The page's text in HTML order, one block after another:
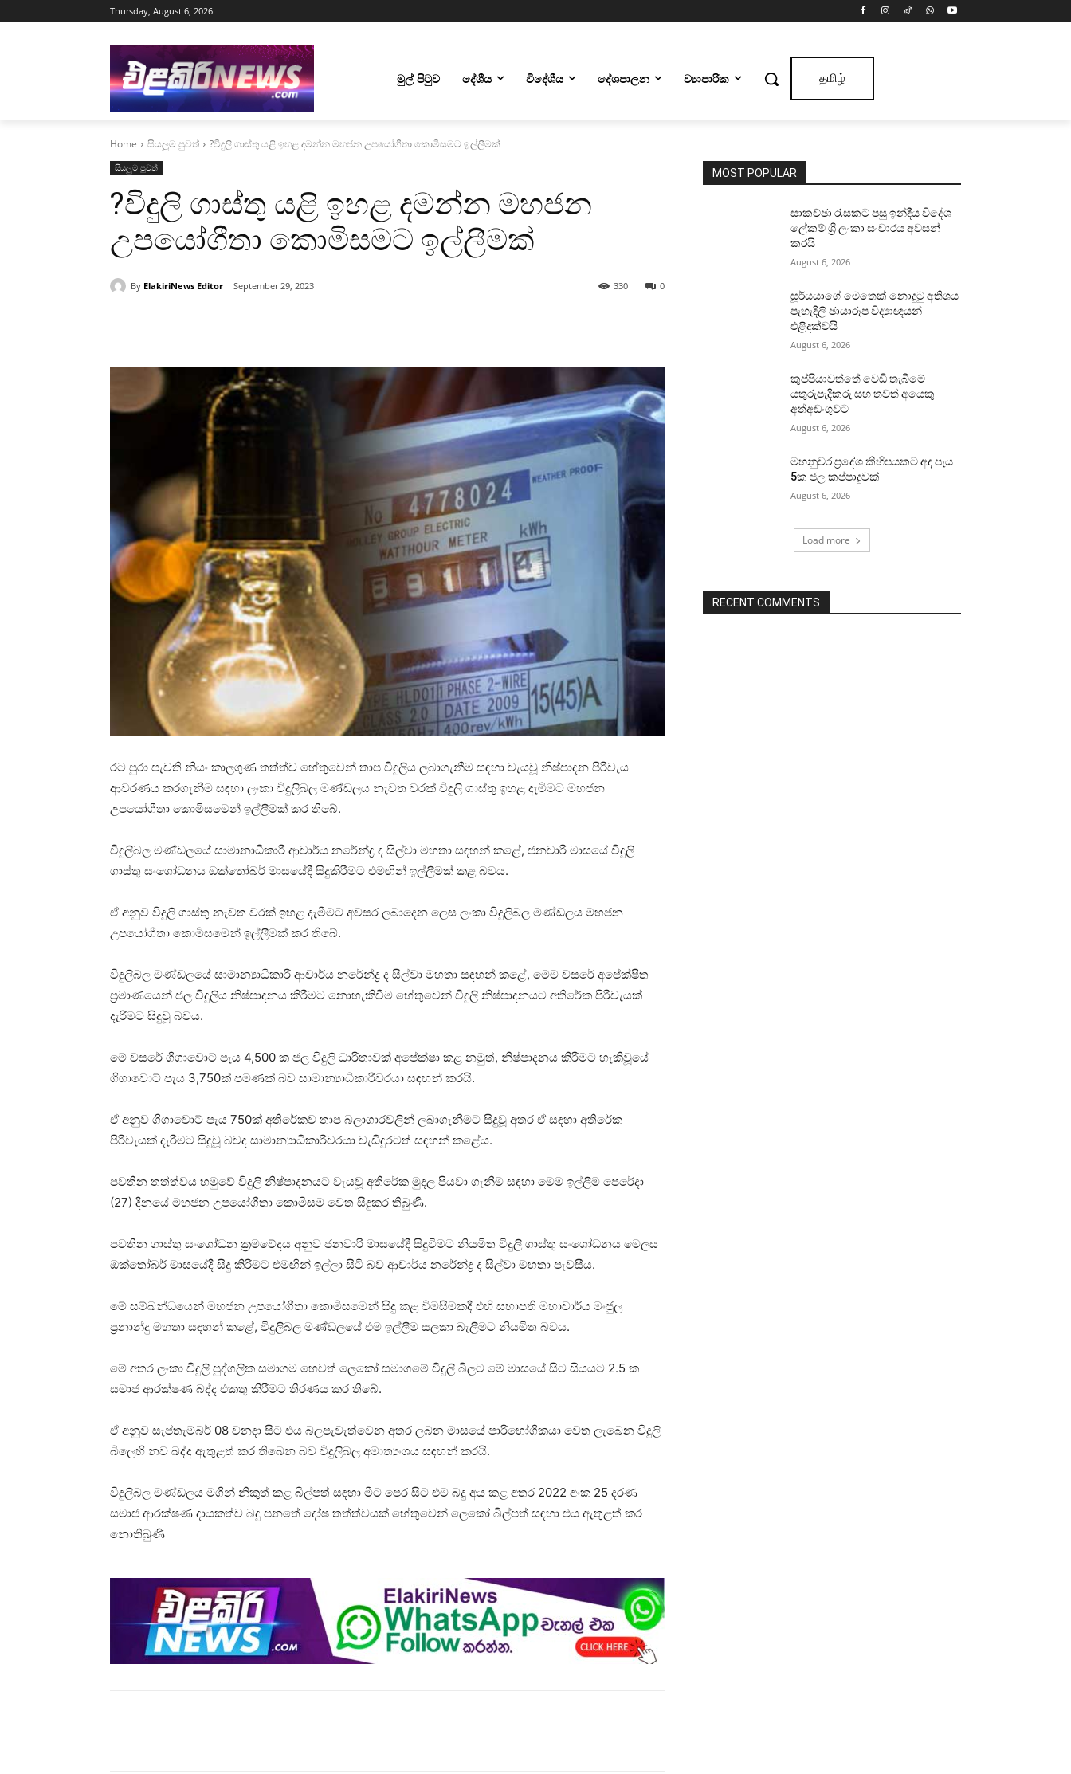
Thursday, August 6, 2026
මුල් පිටුව දේශීය විදේශීය දේශපාලන ව්‍යාපාරික தமிழ்
Home සියලුම පුවත් ?විදුලි ගාස්තු යළි ඉහළ දමන්න මහජන උපයෝගීතා කොමිසමට ඉල්ලීමක්
සියලුම පුවත්
?විදුලි ගාස්තු යළි ඉහළ දමන්න මහජන
උපයෝගීතා කොමිසමට ඉල්ලීමක්
By ElakiriNews Editor September 29, 2023 0
330
රට පුරා පැවති නියං කාලගුණ තත්ත්ව හේතුවෙන් තාප විදුලිය ලබාගැනීම සඳහා වැයවූ නිෂ්පාදන පිරිවැය
ආවරණය කරගැනීම සඳහා ලංකා විදුලිබල මණ්ඩලය නැවත වරක් විදුලි ගාස්තු ඉහළ දැමීමට මහජන
උපයෝගීතා කොමිසමෙන් ඉල්ලීමක් කර තිබේ.
විදුලිබල මණ්ඩලයේ සාමානාධීකාරී ආචාර්ය නරේන්ද්‍ර ද සිල්වා මහතා සඳහන් කළේ, ජනවාරි මාසයේ විදුලි
ගාස්තු සංශෝධනය ඔක්තෝබර් මාසයේදී සිදුකිරීමට එමඟින් ඉල්ලීමක් කළ බවය.
ඒ අනුව විදුලි ගාස්තු නැවත වරක් ඉහළ දැමීමට අවසර ලබාදෙන ලෙස ලංකා විදුලිබල මණ්ඩලය මහජන
උපයෝගීතා කොමිසමෙන් ඉල්ලීමක් කර තිබේ.
විදුලිබල මණ්ඩලයේ සාමාන්‍යාධිකාරී ආචාර්ය නරේන්ද්‍ර ද සිල්වා මහතා සඳහන් කළේ, මෙම වසරේ අපේක්ෂිත
ප්‍රමාණයෙන් ජල විදුලිය නිෂ්පාදනය කිරීමට නොහැකිවීම හේතුවෙන් විදුලි නිෂ්පාදනයට අතිරේක පිරිවැයක්
දැරීමට සිදුවූ බවය.
මේ වසරේ ගිගාවොට් පැය 4,500 ක ජල විදුලි ධාරිතාවක් අපේක්ෂා කළ නමුත්, නිෂ්පාදනය කිරීමට හැකිවූයේ
ගිගාවොට් පැය 3,750ක් පමණක් බව සාමාන්‍යාධිකාරීවරයා සඳහන් කරයි.
ඒ අනුව ගිගාවොට් පැය 750ක් අතිරේකව තාප බලාගාරවලින් ලබාගැනීමට සිදුවූ අතර ඒ සඳහා අතිරේක
පිරිවැයක් දැරීමට සිදුවූ බවද සාමාන්‍යාධිකාරීවරයා වැඩිදුරටත් සඳහන් කළේය.
පවතින තත්ත්වය හමුවේ විදුලි නිෂ්පාදනයට වැයවූ අතිරේක මුදල පියවා ගැනීම සඳහා මෙම ඉල්ලීම පෙරේදා
(27) දිනයේ මහජන උපයෝගීතා කොමිසම වෙත සිදුකර තිබුණි.
පවතින ගාස්තු සංශෝධන ක්‍රමවේදය අනුව ජනවාරි මාසයේදී සිදුවීමට නියමිත විදුලි ගාස්තු සංශෝධනය මෙලස
ඔක්තෝබර් මාසයේදී සිදු කිරීමට එමඟින් ඉල්ලා සිටි බව ආචාර්ය නරේන්ද්‍ර ද සිල්වා මහතා පැවසීය.
මේ සම්බන්ධයෙන් මහජන උපයෝගීතා කොමිසමෙන් සිදු කළ විමසීමකදී එහි සභාපති මහාචාර්ය මංජුල
ප්‍රනාන්දු මහතා සඳහන් කළේ, විදුලිබල මණ්ඩලයේ එම ඉල්ලීම සලකා බැලීමට නියමිත බවය.
මේ අතර ලංකා විදුලි පුද්ගලික සමාගම හෙවත් ලෙකෝ සමාගමේ විදුලි බිලට මේ මාසයේ සිට සියයට 2.5 ක
සමාජ ආරක්ෂණ බද්ද එකතු කිරීමට තීරණය කර තිබේ.
ඒ අනුව සැප්තැම්බර් 08 වනදා සිට එය බලපැවැත්වෙන අතර ලබන මාසයේ පාරිභෝගිකයා වෙත ලැබෙන විදුලි
බිලෙහි නව බද්ද ඇතුළත් කර තිබෙන බව විදුලිබල අමාත්‍යංශය සඳහන් කරයි.
විදුලිබල මණ්ඩලය මගින් නිකුත් කළ බිල්පත් සඳහා මීට පෙර සිට එම බදු අය කළ අතර 2022 අංක 25 දරණ
සමාජ ආරක්ෂණ දායකත්ව බදු පනතේ දෝෂ තත්ත්වයක් හේතුවෙන් ලෙකෝ බිල්පත් සඳහා එය ඇතුළත් කර
නොතිබුණි
MOST POPULAR
සාකච්ඡා රැසකට පසු ඉන්දීය විදේශ
ලේකම් ශ්‍රී ලංකා සංචාරය අවසන්
කරයි
August 6, 2026
සූර්යයාගේ මෙතෙක් නොදුටු අතිශය
පැහැදිලි ඡායාරූප විද්‍යාඥයන්
එළිදක්වයි
August 6, 2026
කුප්පියාවත්තේ වෙඩි තැබීමේ
යතුරුපැදිකරු සහ තවත් අයෙකු
අත්අඩංගුවට
August 6, 2026
මහනුවර ප්‍රදේශ කිහිපයකට අද පැය
5ක ජල කප්පාදුවක්
August 6, 2026
Load more
RECENT COMMENTS